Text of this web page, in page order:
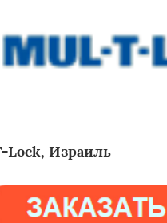
Lock, Израиль